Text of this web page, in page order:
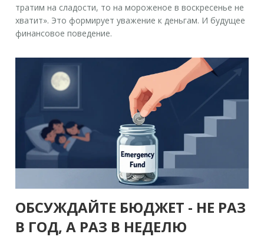
тратим на сладости, то на мороженое в воскресенье не
хватит». Это формирует уважение к деньгам. И будущее
финансовое поведение.
ОБСУЖДАЙТЕ БЮДЖЕТ - НЕ РАЗ
В ГОД, А РАЗ В НЕДЕЛЮ